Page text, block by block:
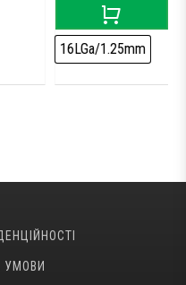
was:
13,799 грн..
9,699 грн..
16LGa/1.25mm
УМОВИ